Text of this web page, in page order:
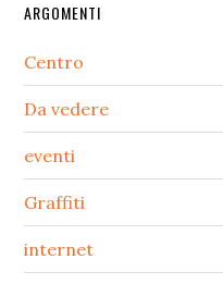
ARGOMENTI
Centro
Da vedere
eventi
Graffiti
internet